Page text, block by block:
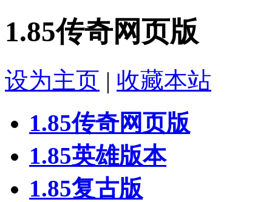
1.85传奇网页版
设为主页 | 收藏本站
1.85传奇网页版
1.85英雄版本
1.85复古版